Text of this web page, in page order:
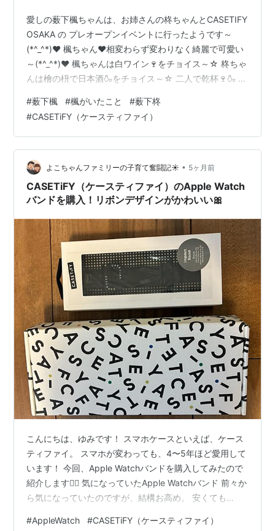
愛しの薮下楓ちゃんは、お姉さんの柊ちゃんとCASETIFY
OSAKA の プレオープンイベントに行ったようです～
(*^_^*)❤️ 楓ちゃん❤️相変わらず変わりなく綺麗で可愛い
～(*^_^*)❤️ 楓ちゃんは白ワイン🍷をチョイス～☆ 柊ちゃ
んは檜の枡で日本酒🍶をチョイス～☆ 二人で乾杯🍷🍶 そ
ガイを満喫したようです～☆ 柊ちゃん、楓ちゃんの近況
写真をアップしてくれてありがとう✨ またよろしくお願
いしますm(_ _)m✨ 待ってます～(^o^)ノ♪
#薮下楓 #楓がいたこと #薮下柊
#CASETiFY（ケースティファイ）
よこちゃんファミリーの子育て奮闘記☀️ • 5ヶ月前
CASETiFY（ケースティファイ）のApple Watch
バンドを購入！リボンデザインがかわいい🎀
こんにちは、ゆみです！ スマホケースといえば、ケース
ティファイ。 スマホが変わっても、4〜5年ほど愛用して
います！ 今回、Apple Watchバンドを購入してみたので
紹介します🙋‍♀️ 気になっていたApple Watchバンド 前々か
ら気になっていたのですが、結構お高め。 安くても
の純正バンドで過ごしてきた私にはちょっと高い…笑 で
#AppleWatch #CASETiFY（ケースティファイ）